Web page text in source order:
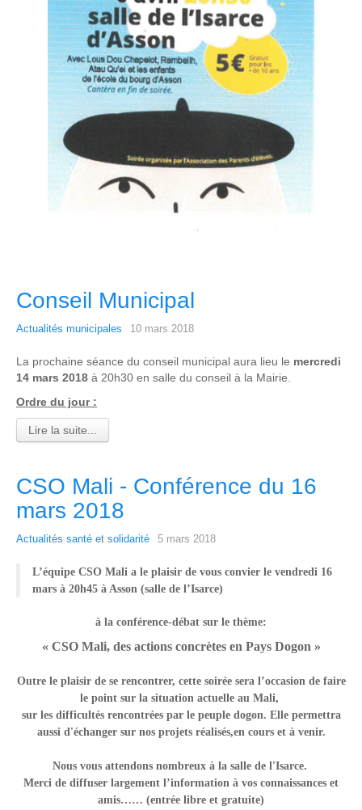
Conseil Municipal
Actualités municipales 10 mars 2018
La prochaine séance du conseil municipal aura lieu le mercredi
14 mars 2018 à 20h30 en salle du conseil à la Mairie.
Ordre du jour :
Lire la suite...
CSO Mali - Conférence du 16
mars 2018
Actualités santé et solidarité 5 mars 2018
L’équipe CSO Mali a le plaisir de vous convier le vendredi 16
mars à 20h45 à Asson (salle de l’Isarce)
à la conférence-débat sur le thème:
« CSO Mali, des actions concrètes en Pays Dogon »
Outre le plaisir de se rencontrer, cette soirée sera l’occasion de faire
le point sur la situation actuelle au Mali,
sur les difficultés rencontrées par le peuple dogon. Elle permettra
aussi d'échanger sur nos projets réalisés,en cours et à venir.
Nous vous attendons nombreux à la salle de l'Isarce.
Merci de diffuser largement l’information à vos connaissances et
amis…… (entrée libre et gratuite)